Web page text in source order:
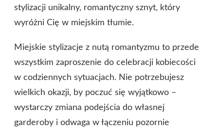
stylizacji unikalny, romantyczny sznyt, który
wyróżni Cię w miejskim tłumie.
Miejskie stylizacje z nutą romantyzmu to przede
wszystkim zaproszenie do celebracji kobiecości
w codziennych sytuacjach. Nie potrzebujesz
wielkich okazji, by poczuć się wyjątkowo –
wystarczy zmiana podejścia do własnej
garderoby i odwaga w łączeniu pozornie